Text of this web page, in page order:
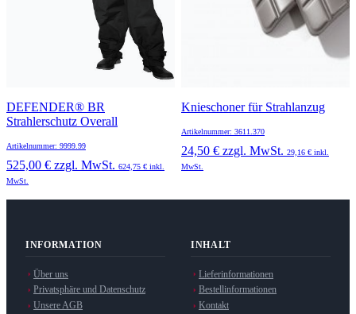
DEFENDER® BR
Strahlerschutz Overall
Artikelnummer: 9999.99
525,00 € zzgl. MwSt. 624,75 € inkl.
MwSt.
Knieschoner für Strahlanzug
Artikelnummer: 3611.370
24,50 € zzgl. MwSt. 29,16 € inkl.
MwSt.
INFORMATION
Über uns
Privatsphäre und Datenschutz
Unsere AGB
INHALT
Lieferinformationen
Bestellinformationen
Kontakt